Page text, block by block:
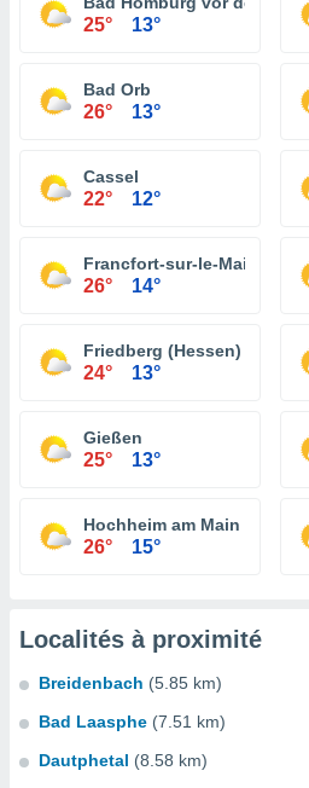
25° 13°
Bad Orb
26° 13°
Cassel
22° 12°
Francfort-sur-le-Main
26° 14°
Friedberg (Hessen)
24° 13°
Gießen
25° 13°
Hochheim am Main
26° 15°
Localités à proximité
Breidenbach (5.85 km)
Bad Laasphe (7.51 km)
Dautphetal (8.58 km)